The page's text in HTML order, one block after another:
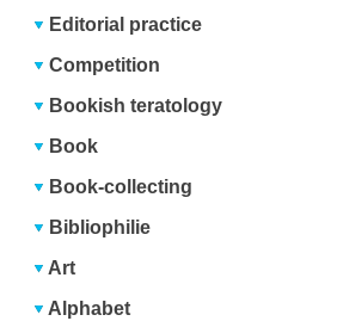
Editorial practice
Competition
Bookish teratology
Book
Book-collecting
Bibliophilie
Art
Alphabet